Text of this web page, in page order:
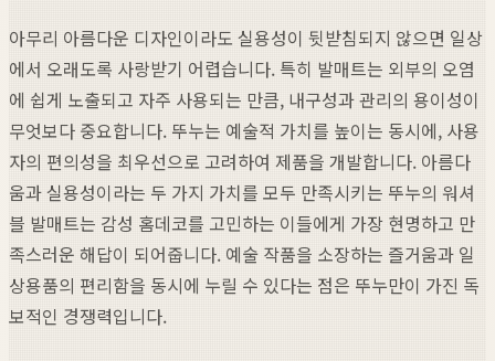
아무리 아름다운 디자인이라도 실용성이 뒷받침되지 않으면 일상
에서 오래도록 사랑받기 어렵습니다. 특히 발매트는 외부의 오염
에 쉽게 노출되고 자주 사용되는 만큼, 내구성과 관리의 용이성이
무엇보다 중요합니다. 뚜누는 예술적 가치를 높이는 동시에, 사용
자의 편의성을 최우선으로 고려하여 제품을 개발합니다. 아름다
움과 실용성이라는 두 가지 가치를 모두 만족시키는 뚜누의 워셔
블 발매트는 감성 홈데코를 고민하는 이들에게 가장 현명하고 만
족스러운 해답이 되어줍니다. 예술 작품을 소장하는 즐거움과 일
상용품의 편리함을 동시에 누릴 수 있다는 점은 뚜누만이 가진 독
보적인 경쟁력입니다.